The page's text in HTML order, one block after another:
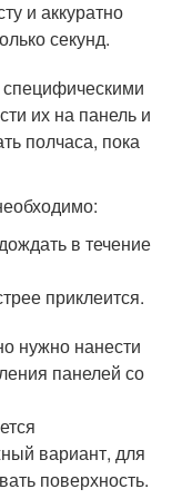
и аккуратно
секунд.
их на панель и
полчаса, пока
в течение
приклеится.
нужно нанести
панелей со
вариант, для
поверхность.